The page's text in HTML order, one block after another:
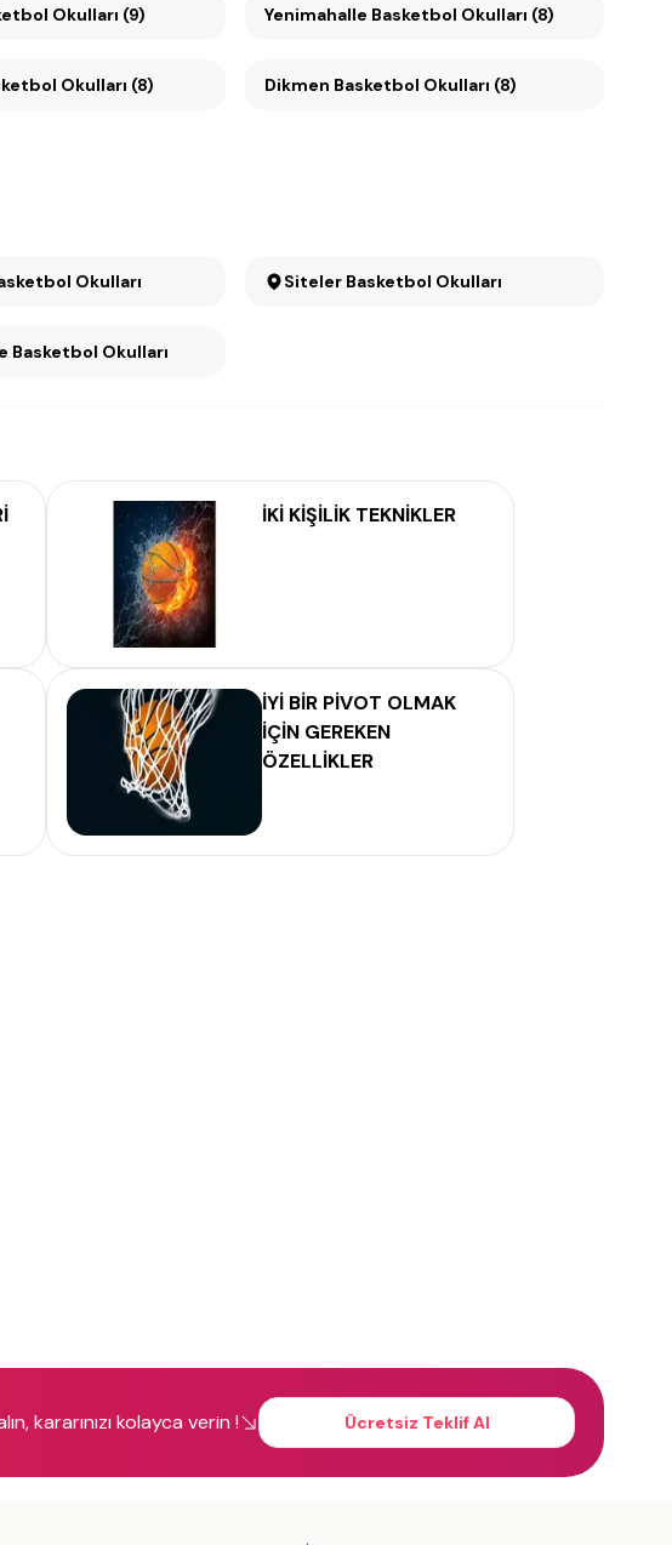
Okulları (9) Yenimahalle Basketbol Okulları (8)
Okulları (8) Dikmen Basketbol Okulları (8)
Okulları Siteler Basketbol Okulları
Basketbol Okulları
İKİ KİŞİLİK TEKNİKLER
İYİ BİR PİVOT OLMAK
İÇİN GEREKEN
ÖZELLİKLER
kararınızı kolayca verin ! Ücretsiz Teklif Al